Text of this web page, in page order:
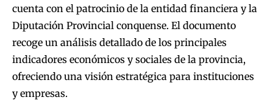
cuenta con el patrocinio de la entidad financiera y la
Diputación Provincial conquense. El documento
recoge un análisis detallado de los principales
indicadores económicos y sociales de la provincia,
ofreciendo una visión estratégica para instituciones
y empresas.